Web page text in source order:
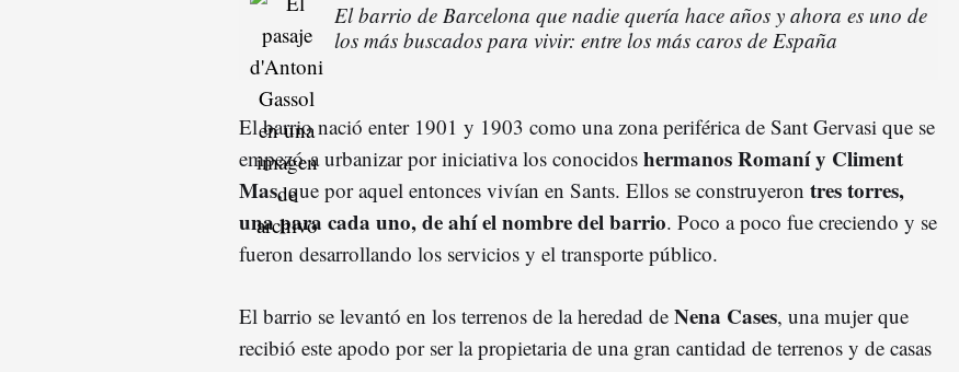
El barrio de Barcelona que nadie quería hace años y ahora es uno de
los más buscados para vivir: entre los más caros de España
El barrio nació enter 1901 y 1903 como una zona periférica de Sant Gervasi que se
empezó a urbanizar por iniciativa los conocidos hermanos Romaní y Climent
Mas, que por aquel entonces vivían en Sants. Ellos se construyeron tres torres,
una para cada uno, de ahí el nombre del barrio. Poco a poco fue creciendo y se
fueron desarrollando los servicios y el transporte público.
El barrio se levantó en los terrenos de la heredad de Nena Cases, una mujer que
recibió este apodo por ser la propietaria de una gran cantidad de terrenos y de casas